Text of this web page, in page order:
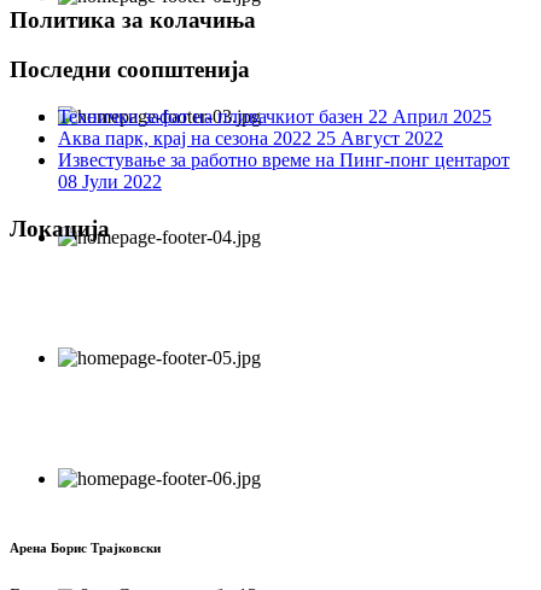
Политика за колачиња
Последни соопштенија
Технички зафат на пливачкиот базен 22 Април 2025
Аква парк, крај на сезона 2022 25 Август 2022
Известување за работно време на Пинг-понг центарот
08 Јули 2022
Локација
Арена Борис Трајковски